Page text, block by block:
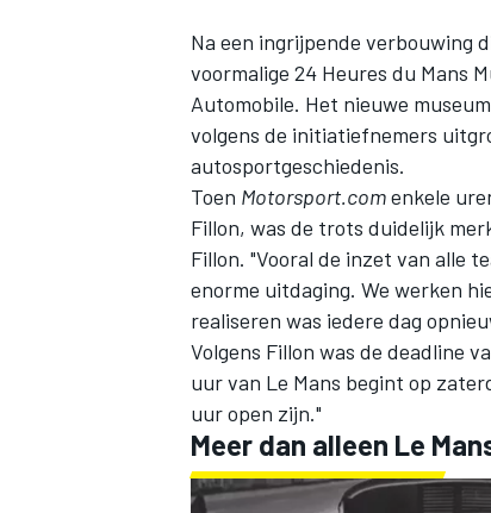
WEC DTM
Na een ingrijpende verbouwing
voormalige 24 Heures du Mans
Automobile. Het nieuwe
volgens de initiatiefnemers
autosportgeschiedenis.
Toen Motorsport.comenkele
Fillon, was de trots duidelijk
Fillon. "Vooral de inzet van alle
enorme uitdaging. We werken
realiseren was iedere dag
Volgens Fillon was de deadline
uur van Le Mans begint op
uur open zijn."
Meer dan alleen Le